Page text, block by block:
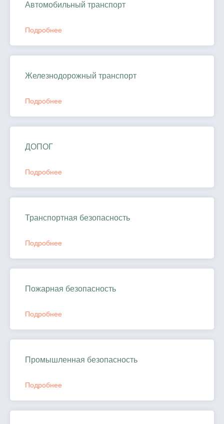
Автомобильный транспорт
Подробнее
Железнодорожный транспорт
Подробнее
ДОПОГ
Подробнее
Транспортная безопасность
Подробнее
Пожарная безопасность
Подробнее
Промышленная безопасность
Подробнее